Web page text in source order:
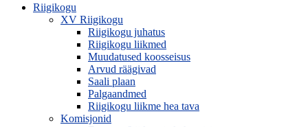
Riigikogu
XV Riigikogu
Riigikogu juhatus
Riigikogu liikmed
Muudatused koosseisus
Arvud räägivad
Saali plaan
Palgaandmed
Riigikogu liikme hea tava
Komisjonid